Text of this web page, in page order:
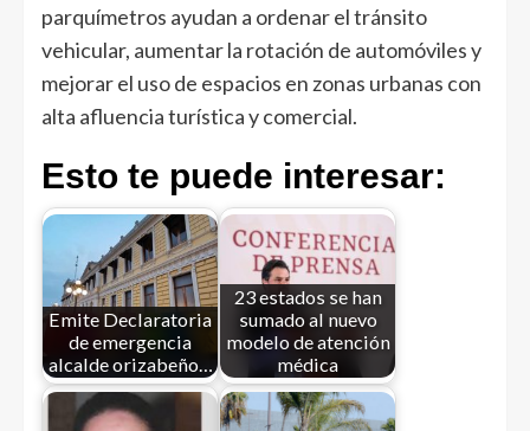
parquímetros ayudan a ordenar el tránsito
vehicular, aumentar la rotación de automóviles y
mejorar el uso de espacios en zonas urbanas con
alta afluencia turística y comercial.
Esto te puede interesar:
Emite Declaratoria
de emergencia
alcalde orizabeño…
23 estados se han
sumado al nuevo
modelo de atención
médica